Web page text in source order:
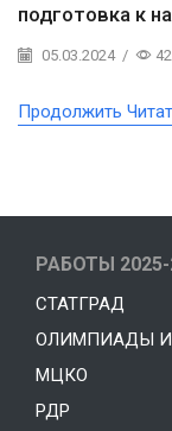
подготовка к
05.03.2024 /
Продолжить
РАБОТЫ 2025-
СТАТГРАД
ОЛИМПИАДЫ И
МЦКО
РДР